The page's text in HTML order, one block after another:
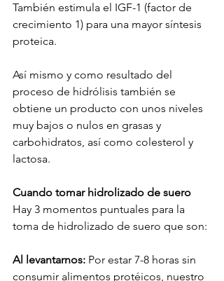
También estimula el IGF-1 (factor de
crecimiento 1) para una mayor síntesis
proteica.
Así mismo y como resultado del
proceso de hidrólisis también se
obtiene un producto con unos niveles
muy bajos o nulos en grasas y
carbohidratos, así como colesterol y
lactosa.
Cuando tomar hidrolizado de suero
Hay 3 momentos puntuales para la
toma de hidrolizado de suero que son:
Al levantarnos: Por estar 7-8 horas sin
consumir alimentos protéicos, nuestro